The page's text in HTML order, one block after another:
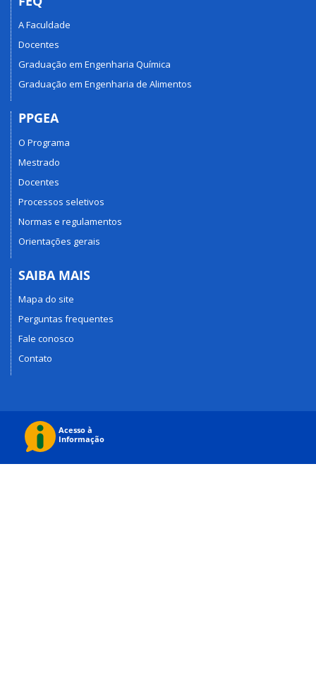
A Faculdade
Docentes
Graduação em Engenharia Química
Graduação em Engenharia de Alimentos
PPGEA
O Programa
Mestrado
Docentes
Processos seletivos
Normas e regulamentos
Orientações gerais
SAIBA MAIS
Mapa do site
Perguntas frequentes
Fale conosco
Contato